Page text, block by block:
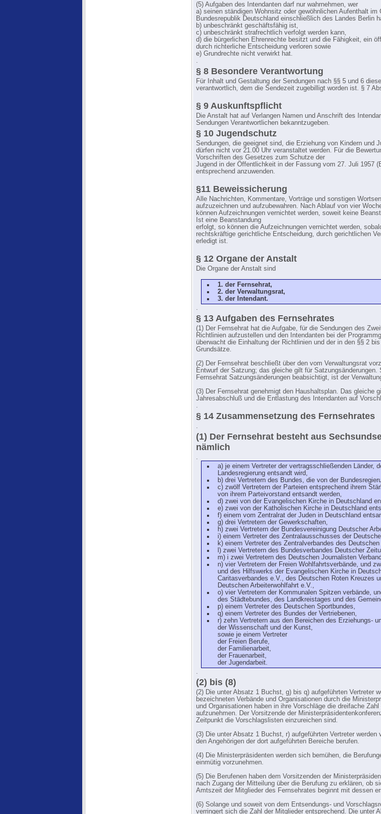
(5) Aufgaben des Intendanten darf nur wahrnehmen, wer
a) seinen ständigen Wohnsitz oder gewöhnlichen Aufenthalt im
Bundesrepublik Deutschland einschließlich des Landes Berlin
b) unbeschränkt geschäftsfähig ist,
c) unbeschränkt strafrechtlich verfolgt werden kann,
d) die bürgerlichen Ehrenrechte besitzt und die Fähigkeit, ein
durch richterliche Entscheidung verloren sowie
e) Grundrechte nicht verwirkt hat.
.
§ 8 Besondere Verantwortung
Für Inhalt und Gestaltung der Sendungen nach §§ 5 und 6
verantwortlich, dem die Sendezeit zugebilligt worden ist. § 7
§ 9 Auskunftspflicht
Die Anstalt hat auf Verlangen Namen und Anschrift des
Sendungen Verantwortlichen bekanntzugeben.
§ 10 Jugendschutz
Sendungen, die geeignet sind, die Erziehung von Kindern und
dürfen nicht vor 21.00 Uhr veranstaltet werden. Für die
Vorschriften des Gesetzes zum Schutze der
Jugend in der Öffentlichkeit in der Fassung vom 27. Juli 1957
entsprechend anzuwenden.
§11 Beweissicherung
Alle Nachrichten, Kommentare, Vorträge und sonstigen
aufzuzeichnen und aufzubewahren. Nach Ablauf von vier
können Aufzeichnungen vernichtet werden, soweit keine
Ist eine Beanstandung
erfolgt, so können die Aufzeichnungen vernichtet werden,
rechtskräftige gerichtliche Entscheidung, durch gerichtlichen
erledigt ist.
§ 12 Organe der Anstalt
Die Organe der Anstalt sind
1. der Fernsehrat,
2. der Verwaltungsrat,
3. der Intendant.
.
§ 13 Aufgaben des Fernsehrates
(1) Der Fernsehrat hat die Aufgabe, für die Sendungen des
Richtlinien aufzustellen und den Intendanten bei der
überwacht die Einhaltung der Richtlinien und der in den §§ 2
Grundsätze.
(2) Der Fernsehrat beschließt über den vom Verwaltungsrat
Entwurf der Satzung; das gleiche gilt für Satzungsänderungen.
Fernsehrat Satzungsänderungen beabsichtigt, ist der
(3) Der Fernsehrat genehmigt den Haushaltsplan. Das gleiche
Jahresabschluß und die Entlastung des Intendanten auf
.
§ 14 Zusammensetzung des Fernsehrates
.
(1) Der Fernsehrat besteht aus
nämlich
.
a) je einem Vertreter der vertragsschließenden Länder,
Landesregierung entsandt wird,
b) drei Vertretern des Bundes, die von der
c) zwölf Vertretern der Parteien entsprechend ihrem
von ihrem Parteivorstand entsandt werden,
d) zwei von der Evangelischen Kirche in Deutschland
e) zwei von der Katholischen Kirche in Deutschland
f) einem vom Zentralrat der Juden in Deutschland
g) drei Vertretern der Gewerkschaften,
h) zwei Vertretern der Bundesvereinigung Deutscher
i) einem Vertreter des Zentralausschusses der
k) einem Vertreter des Zentralverbandes des
l) zwei Vertretern des Bundesverbandes Deutscher
m) i zwei Vertretern des Deutschen Journalisten
n) vier Vertretern der Freien Wohlfahrtsverbände, und
und des Hilfswerks der Evangelischen Kirche in
Caritasverbandes e.V., des Deutschen Roten Kreuzes
Deutschen Arbeiterwohlfahrt e.V.,
o) vier Vertretern der Kommunalen Spitzen verbände,
des Städtebundes, des Landkreistages und des
p) einem Vertreter des Deutschen Sportbundes,
q) einem Vertreter des Bundes der Vertriebenen,
r) zehn Vertretern aus den Bereichen des Erziehungs-
der Wissenschaft und der Kunst,
sowie je einem Vertreter
der Freien Berufe,
der Familienarbeit,
der Frauenarbeit,
der Jugendarbeit.
.
(2) bis (8)
(2) Die unter Absatz 1 Buchst, g) bis q) aufgeführten Vertreter
bezeichneten Verbände und Organisationen durch die
und Organisationen haben in ihre Vorschläge die dreifache
aufzunehmen. Der Vorsitzende der
Zeitpunkt die Vorschlagslisten einzureichen sind.
(3) Die unter Absatz 1 Buchst, r) aufgeführten Vertreter werden
den Angehörigen der dort aufgeführten Bereiche berufen.
(4) Die Ministerpräsidenten werden sich bemühen, die
einmütig vorzunehmen.
(5) Die Berufenen haben dem Vorsitzenden der
nach Zugang der Mitteilung über die Berufung zu erklären, ob
Amtszeit der Mitglieder des Fernsehrates beginnt mit dessen
(6) Solange und soweit von dem Entsendungs- und
verringert sich die Zahl der Mitglieder entsprechend. Die unter